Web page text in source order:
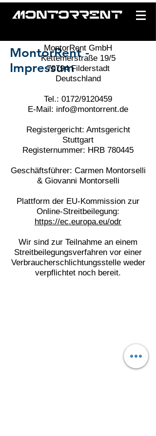
MontorRent -
Impressum
MontorRent GmbH
Kettemerstraße 19/5
70794 Filderstadt
Deutschland
Tel.: 0172/9120459
E-Mail: info@montorrent.de
Registergericht: Amtsgericht
Stuttgart
Registernummer: HRB 780445
Geschäftsführer: Carmen Montorselli
& Giovanni Montorselli
Plattform der EU-Kommission zur
Online-Streitbeilegung:
https://ec.europa.eu/odr
Wir sind zur Teilnahme an einem
Streitbeilegungsverfahren vor einer
Verbraucherschlichtungsstelle weder
verpflichtet noch bereit.
info@montorrent.de